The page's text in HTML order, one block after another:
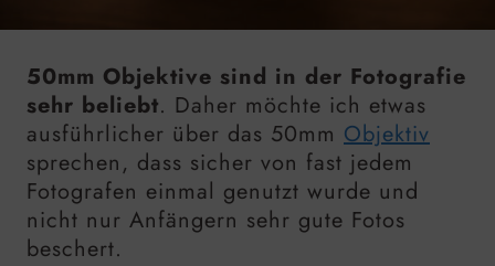
50mm Objektive sind in der Fotografie
sehr beliebt. Daher möchte ich etwas
ausführlicher über das 50mm Objektiv
sprechen, dass sicher von fast jedem
Fotografen einmal genutzt wurde und
nicht nur Anfängern sehr gute Fotos
beschert.